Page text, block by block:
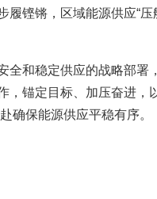
铿锵，区域能源供应“压
全和稳定供应的战略部署
锚定目标、加压奋进，以
确保能源供应平稳有序。